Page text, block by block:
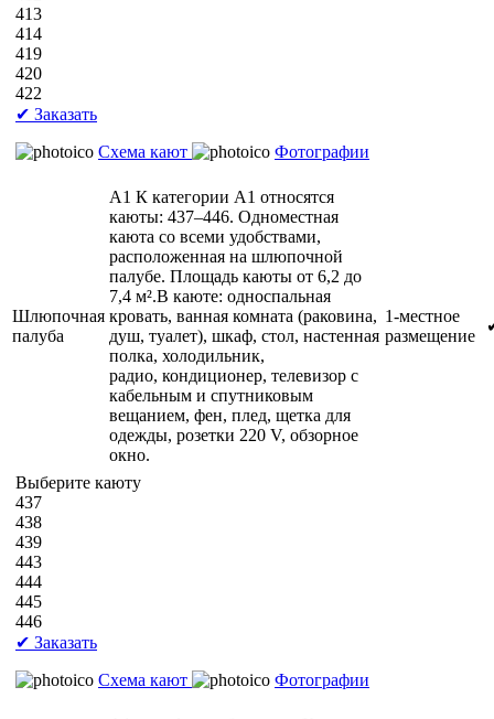
413
414
419
420
422
✔ Заказать
Схема кают
Фотографии
Шлюпочная
палуба
А1 К категории А1 относятся
каюты: 437–446. Одноместная
каюта со всеми удобствами,
расположенная на шлюпочной
палубе. Площадь каюты от 6,2 до
7,4 м².В каюте: односпальная
кровать, ванная комната (раковина,
душ, туалет), шкаф, стол, настенная
полка, холодильник,
радио, кондиционер, телевизор с
кабельным и спутниковым
вещанием, фен, плед, щетка для
одежды, розетки 220 V, обзорное
окно.
1-местное
размещение
Выберите каюту
437
438
439
443
444
445
446
✔ Заказать
Схема кают
Фотографии